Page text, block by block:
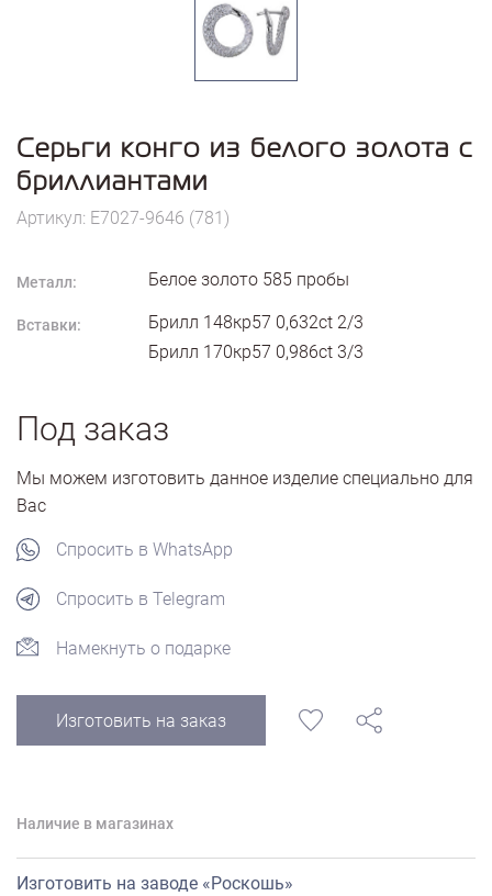
Серьги конго из белого золота с
бриллиантами
Артикул: E7027-9646 (781)
Металл: Белое золото 585 пробы
Вставки:
Брилл 148кр57 0,632ct 2/3
Брилл 170кр57 0,986ct 3/3
Под заказ
Мы можем изготовить данное изделие специально для
Вас
Спросить в WhatsApp
Спросить в Telegram
Намекнуть о подарке
Изготовить на заказ
Наличие в магазинах
Изготовить на заводе «Роскошь»